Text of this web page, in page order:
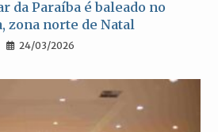
da Paraíba é baleado no
zona norte de Natal
24/03/2026